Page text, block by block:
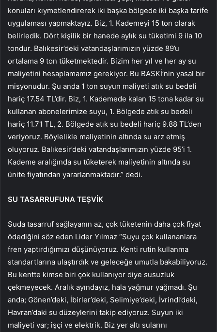
konuları kıymetlendirerek iki başka bölgede iki başka tarife
uygulaması yapmaktayız. Biz, 1. Kademeyi 15 ton olarak
belirledik. Dört kişilik bir hanede aylık su tüketimi 9 ila 10
tondur. Balıkesir’deki vatandaşlarımızın yüzde 89’u
ortalama 9 ton tüketmektedir. Bizim her yıl ve her ay su
maliyetini hesaplamamız gerekiyor. Bu BASKİ’nin yasal bir
misyonudur. Şu anda 1 ton suyun maliyeti atık su bedeli
hariç 17.54 TL’dir. Biz, 1. Kademede kalan 15 tona kadar su
kullanan abonelerimize suyu, 1. Bölgede atık su bedeli
hariç 11.71 TL, 2. Bölgede atık su bedeli hariç 9.88 TL’den
veriyoruz. Böylelikle maliyetinin altında su arz etmiş
oluyoruz. Balıkesir’deki vatandaşlarımızın yüzde 95’i 1.
Kademe aralığında su tüketerek maliyetinin altında su
ünite fiyatından yararlanmaktadır.” dedi.
SU TASARRUFUNA TEŞVİK
Suda tasarruf sağlayanın az, çok tüketenin daha çok fiyat
ödediğini söz eden Lider Yılmaz “Suyu çok kullananlara
fren yaptırdığımızı düşünüyoruz. Kenti rutin kullanma
standartlarına ulaştırdık ve geleceğe umutla bakabiliyoruz.
Bu kentte kimse biri çok kullanıyor diye susuzluk
çekmeyecek. Aralık ayındayız, hala yağmur yağmadı. Şu
anda; Gönen’deki, İbirler’deki, Selimiye’deki, İvrindi’deki,
Havran’daki su düzeylerini takip ediyoruz. Suyun iki
maliyeti var; işçi ve elektrik. Biz yer altı sularını